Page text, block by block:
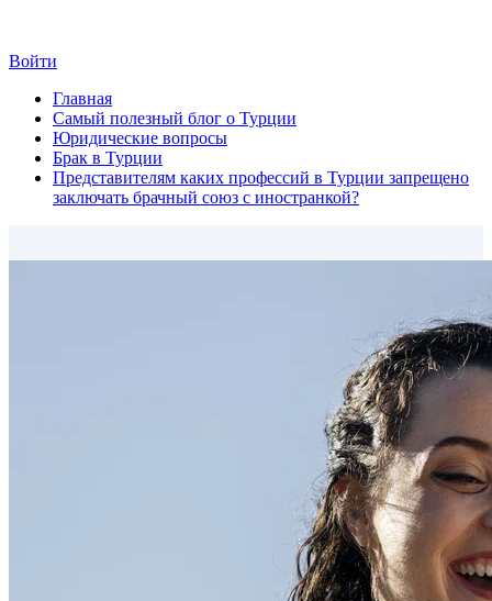
Войти
Главная
Самый полезный блог о Турции
Юридические вопросы
Брак в Турции
Представителям каких профессий в Турции запрещено
заключать брачный союз с иностранкой?